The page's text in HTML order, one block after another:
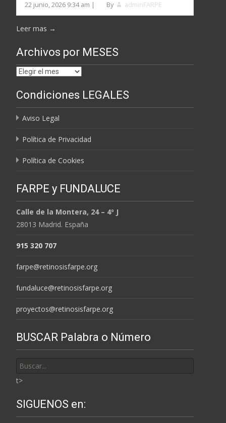
22 junio, 2026 9:34 am | By adminFARPE
Leer mas →
Archivos por MESES
Archivos
MESES
Condiciones LEGALES
Aviso Legal
Política de Privacidad
Política de Cookies
FARPE y FUNDALUCE
Calle de la Montera, 24 – 4º J
28013 Madrid. España
915 320 707
farpe@retinosisfarpe.org
fundaluce@retinosisfarpe.org
proyectos@retinosisfarpe.org
BUSCAR Palabra o Número
por:
t>
SIGUENOS en: